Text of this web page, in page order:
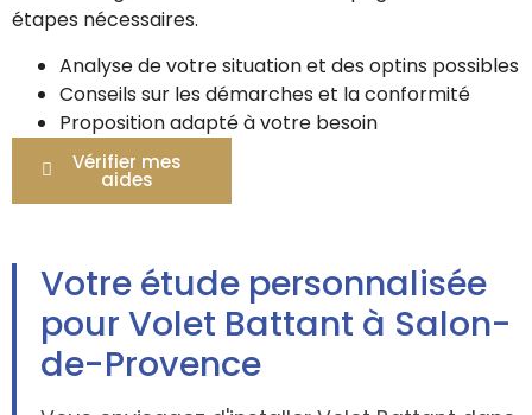
étapes nécessaires.
Analyse de votre situation et des optins possibles
Conseils sur les démarches et la conformité
Proposition adapté à votre besoin
Vérifier mes
aides
Votre étude personnalisée
pour Volet Battant à Salon-
de-Provence